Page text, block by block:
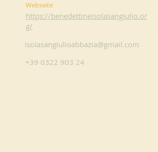
Webseite
https://benedettineisolasangiulio.or
g/
isolasangiulioabbazia@gmail.com
+39 0322 903 24